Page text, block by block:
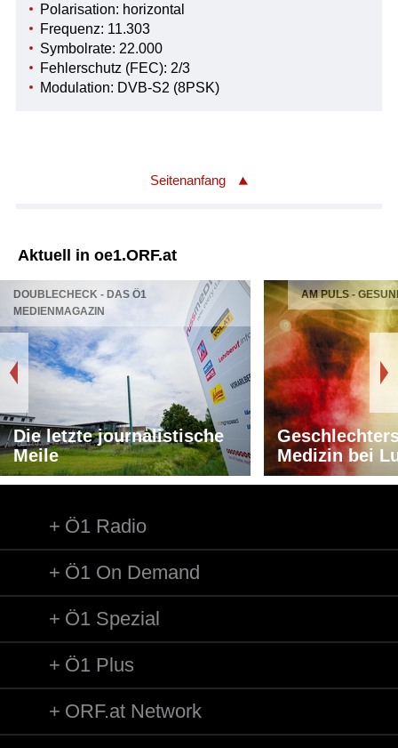
Polarisation: horizontal
Frequenz: 11.303
Symbolrate: 22.000
Fehlerschutz (FEC): 2/3
Modulation: DVB-S2 (8PSK)
Seitenanfang
Aktuell in oe1.ORF.at
DOUBLECHECK - DAS Ö1
MEDIENMAGAZIN
Die letzte journalistische
Meile
AM PULS -
Medizin bei
Ö1 Radio
Ö1 On Demand
Ö1 Spezial
Ö1 Plus
ORF.at Network